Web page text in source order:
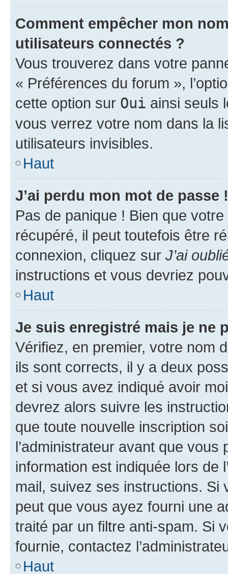
Comment empêcher mon
utilisateurs connectés ?
Vous trouverez dans votre
« Préférences du forum »,
cette option sur Oui ainsi seuls
vous verrez votre nom dans la
utilisateurs invisibles.
Haut
J’ai perdu mon mot de passe !
Pas de panique ! Bien que
récupéré, il peut toutefois être
connexion, cliquez sur J’ai
instructions et vous devriez
Haut
Je suis enregistré mais je ne
Vérifiez, en premier, votre nom
ils sont corrects, il y a deux
et si vous avez indiqué avoir
devrez alors suivre les
que toute nouvelle inscription
l’administrateur avant que
information est indiquée lors de
mail, suivez ses instructions. Si
peut que vous ayez fourni une
traité par un filtre anti-spam. Si
fournie, contactez
Haut